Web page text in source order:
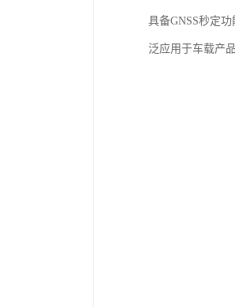
具备GNSS秒定
泛应用于车载产